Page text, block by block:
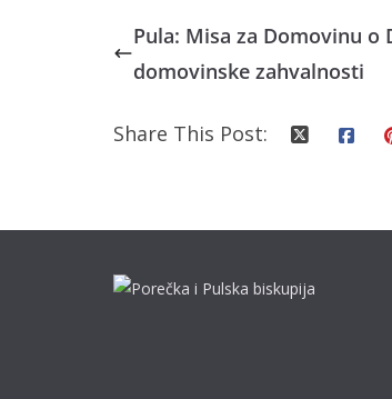
Pula: Misa za Domovinu o
domovinske zahvalnosti
Share This Post: